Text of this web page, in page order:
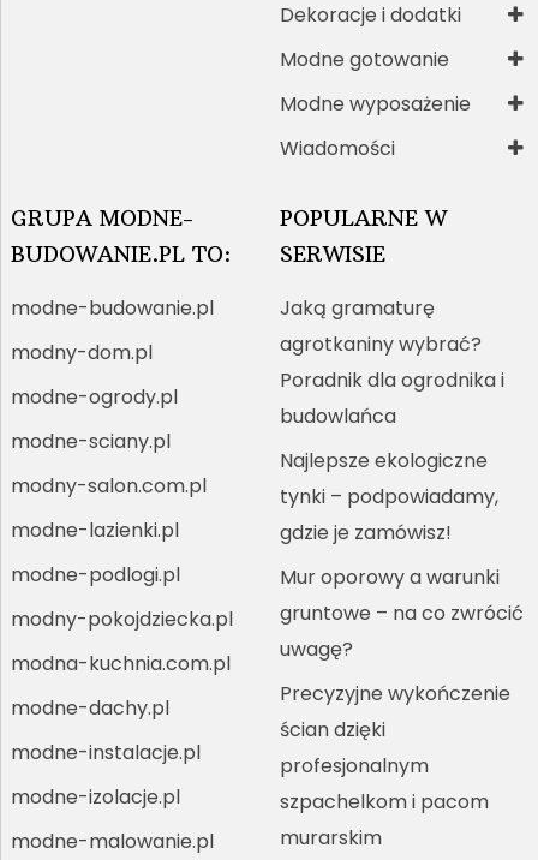
Dekoracje i dodatki
Modne gotowanie
Modne wyposażenie
Wiadomości
GRUPA MODNE-
BUDOWANIE.PL TO:
modne-budowanie.pl
modny-dom.pl
modne-ogrody.pl
modne-sciany.pl
modny-salon.com.pl
modne-lazienki.pl
modne-podlogi.pl
modny-pokojdziecka.pl
modna-kuchnia.com.pl
modne-dachy.pl
modne-instalacje.pl
modne-izolacje.pl
modne-malowanie.pl
POPULARNE W
SERWISIE
Jaką gramaturę
agrotkaniny wybrać?
Poradnik dla ogrodnika i
budowlańca
Najlepsze ekologiczne
tynki – podpowiadamy,
gdzie je zamówisz!
Mur oporowy a warunki
gruntowe – na co zwrócić
uwagę?
Precyzyjne wykończenie
ścian dzięki
profesjonalnym
szpachelkom i pacom
murarskim